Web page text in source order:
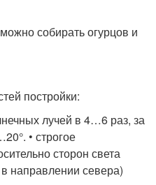
собирать огурцов и
постройки:
лучей в 4…6 раз, за
• строгое
сторон света
в направлении севера)